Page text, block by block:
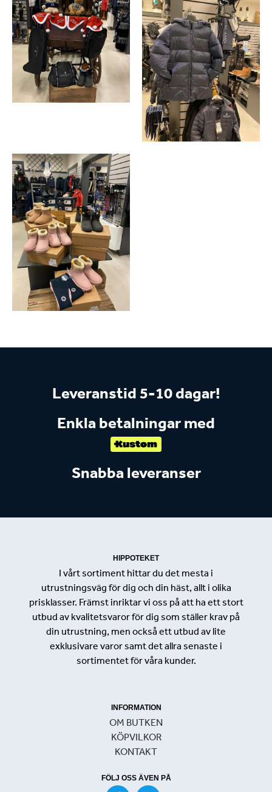
Leveranstid 5-10 dagar!
Enkla betalningar med
Snabba leveranser
HIPPOTEKET
I vårt sortiment hittar du det mesta i
utrustningsväg för dig och din häst, allt i olika
prisklasser. Främst inriktar vi oss på att ha ett stort
utbud av kvalitetsvaror för dig som ställer krav på
din utrustning, men också ett utbud av lite
exklusivare varor samt det allra senaste i
sortimentet för våra kunder.
INFORMATION
OM BUTKEN
KÖPVILKOR
KONTAKT
FÖLJ OSS ÄVEN PÅ